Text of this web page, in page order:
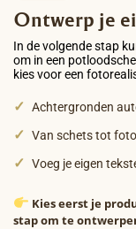
Ontwerp je
In de volgende stap
om in een
kies voor een
✓ Achtergronden
✓ Van schets tot
✓ Voeg je eigen
Kies eerst je
stap om te